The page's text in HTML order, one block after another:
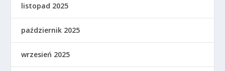
listopad 2025
październik 2025
wrzesień 2025